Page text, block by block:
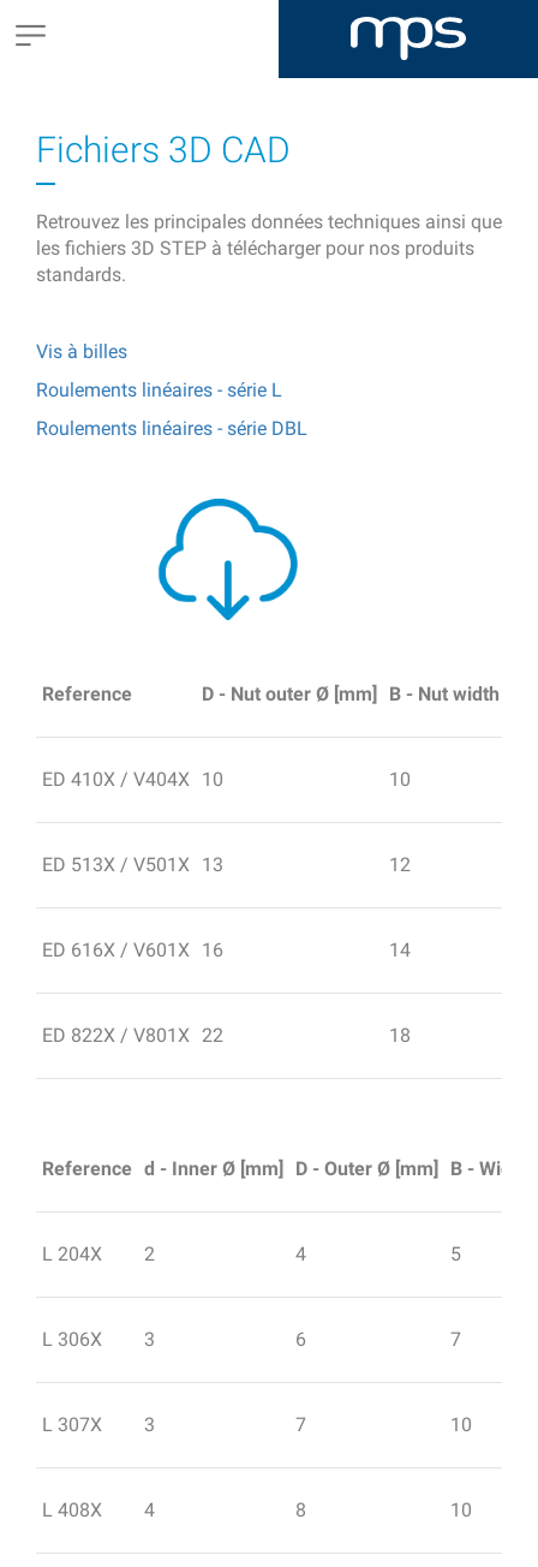
Fichiers 3D CAD
Retrouvez les principales données techniques ainsi que
les fichiers 3D STEP à télécharger pour nos produits
standards.
Vis à billes
Roulements linéaires - série L
Roulements linéaires - série DBL
Reference D - Nut outer Ø [mm] B - Nut width
ED 410X / V404X 10 10
ED 513X / V501X 13 12
ED 616X / V601X 16 14
ED 822X / V801X 22 18
Reference d - Inner Ø [mm] D - Outer Ø [mm] B - Width
L 204X 2 4 5
L 306X 3 6 7
L 307X 3 7 10
L 408X 4 8 10